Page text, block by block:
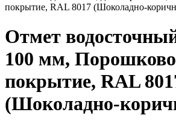
покрытие, RAL 8017 (Шоколадно-
Отмет
100 мм,
покрытие, RAL
(Шоколадно-